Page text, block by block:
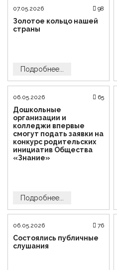
07.05.2026 98
Золотое кольцо нашей
страны
Подробнее...
06.05.2026 65
Дошкольные
организации и
колледжи впервые
смогут подать заявки на
конкурс родительских
инициатив Общества
«Знание»
Подробнее...
06.05.2026 76
Состоялись публичные
слушания